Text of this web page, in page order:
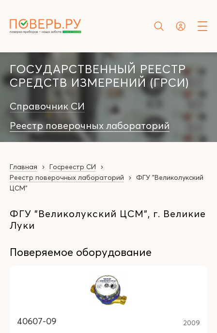
ГОСУДАРСТВЕННЫЙ РЕЕСТР
СРЕДСТВ ИЗМЕРЕНИЙ (ГРСИ)
Справочник СИ
Реестр поверочных лабораторий
Главная
Госреестр СИ
Реестр поверочных лабораторий
ФГУ "Великолукский
ЦСМ"
ФГУ "Великолукский ЦСМ", г. Великие
Луки
Поверяемое оборудование
40607-09 2009